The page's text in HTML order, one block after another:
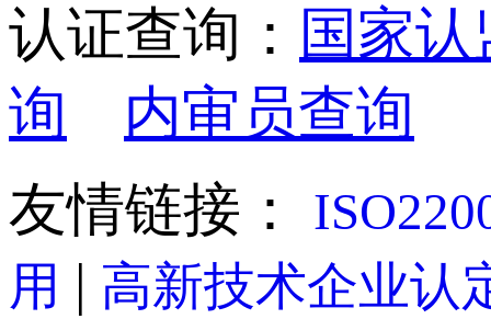
认证查询： 国家
询
内审员查询
友情链接：
用 | 高新技术企业认